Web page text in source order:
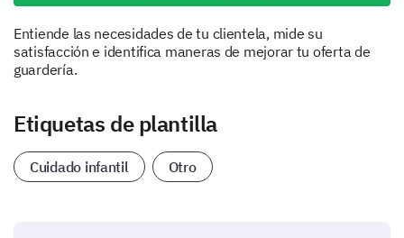
Entiende las necesidades de tu clientela, mide su
satisfacción e identifica maneras de mejorar tu oferta de
guardería.
Etiquetas de plantilla
Cuidado infantil Otro